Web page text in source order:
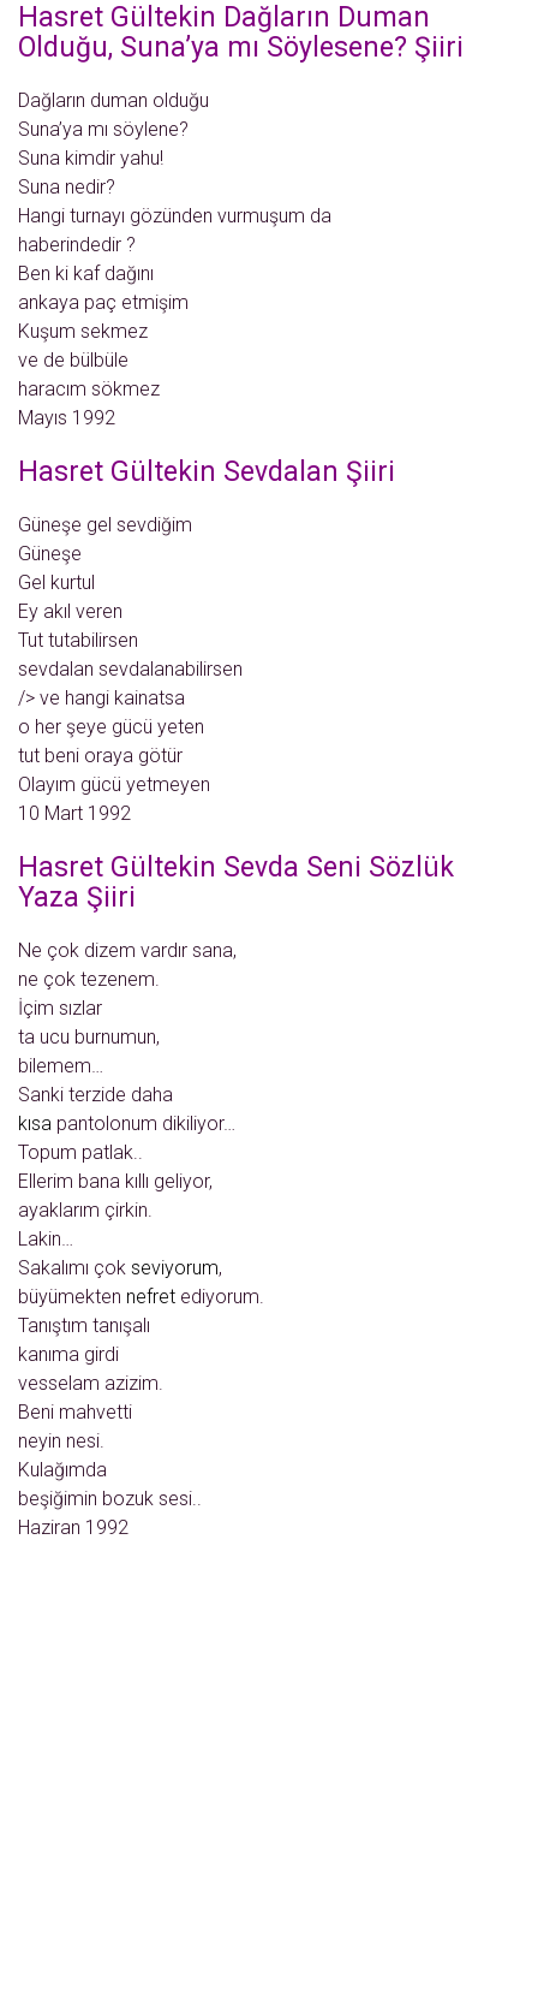
Hasret Gültekin Dağların Duman
Olduğu, Suna’ya mı Söylesene? Şiiri
Dağların duman olduğu
Suna’ya mı söylene?
Suna kimdir yahu!
Suna nedir?
Hangi turnayı gözünden vurmuşum da
haberindedir ?
Ben ki kaf dağını
ankaya paç etmişim
Kuşum sekmez
ve de bülbüle
haracım sökmez
Mayıs 1992
Hasret Gültekin Sevdalan Şiiri
Güneşe gel sevdiğim
Güneşe
Gel kurtul
Ey akıl veren
Tut tutabilirsen
sevdalan sevdalanabilirsen
/> ve hangi kainatsa
o her şeye gücü yeten
tut beni oraya götür
Olayım gücü yetmeyen
10 Mart 1992
Hasret Gültekin Sevda Seni Sözlük
Yaza Şiiri
Ne çok dizem vardır sana,
ne çok tezenem.
İçim sızlar
ta ucu burnumun,
bilemem…
Sanki terzide daha
kısa pantolonum dikiliyor…
Topum patlak..
Ellerim bana kıllı geliyor,
ayaklarım çirkin.
Lakin…
Sakalımı çok seviyorum,
büyümekten nefret ediyorum.
Tanıştım tanışalı
kanıma girdi
vesselam azizim.
Beni mahvetti
neyin nesi.
Kulağımda
beşiğimin bozuk sesi..
Haziran 1992